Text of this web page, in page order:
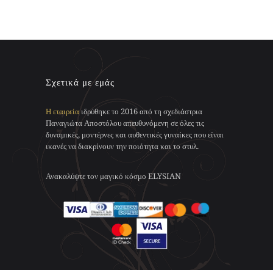
επιλεγούν
στη
του
προϊόντος
Σχετικά με εμάς
Η εταιρείαιδρύθηκε το 2016 από τη σχεδιάστρια
Παναγιώτα Αποστόλου απευθυνόμενη σε όλες τις
δυναμικές, μοντέρνες και αυθεντικές γυναίκες που είναι
ικανές να διακρίνουν την ποιότητα και το στυλ.
Ανακαλύψτε τον μαγικό κόσμο ELYSIAN